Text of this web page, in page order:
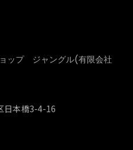
ップ ジャングル(有限会社
日本橋3-4-16